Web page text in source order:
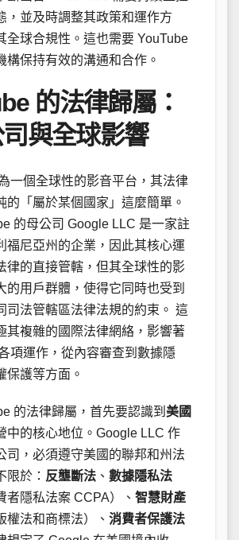
，並及時調整其政策和運作方
全球合規性。這也需要 YouTube
構保持有效的溝通和合作。
的法律歸屬：
與全球影響
一個全球性的影音平台，其法律
的「屬於某個國家」這麼簡單。
的母公司 Google LLC 是一家註
福尼亞州的企業，因此其核心運
律的直接管轄，但其全球性的影
的用戶群體，使得它同時也受到
司法管轄區法律法規的約束。 這
其複雜的國際法律網絡，影響著
項運作，從內容審查到數據隱
保護等方面。
的法律歸屬，首先要認識到 美國
中的核心地位。Google LLC 作
司，必須遵守美國的聯邦和州法
限於： 反壟斷法 、 數據隱私法
者隱私法案 CCPA）、 智慧財產
權法和商標法）、 消費者保護法